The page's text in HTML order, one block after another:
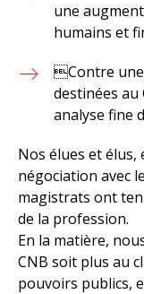
une
humains et
Contre
destinées au
analyse fine
Nos élues et élus,
négociation avec
magistrats ont
de la profession.
En la matière,
CNB soit plus au
pouvoirs publics,